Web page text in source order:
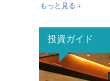
もっと見る +
投資ガイド